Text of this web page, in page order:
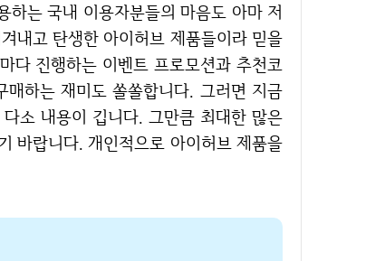
하는 국내 이용자분들의 마음도 아마 저
내고 탄생한 아이허브 제품들이라 믿을
다 진행하는 이벤트 프로모션과 추천코
하는 재미도 쏠쏠합니다. 그러면 지금
소 내용이 깁니다. 그만큼 최대한 많은
바랍니다. 개인적으로 아이허브 제품을